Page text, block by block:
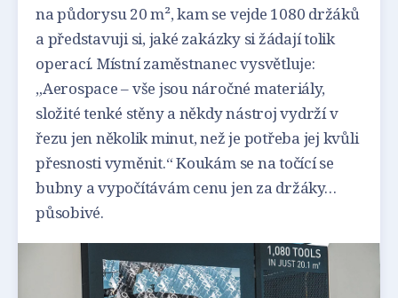
na půdorysu 20 m², kam se vejde 1080 držáků
a představuji si, jaké zakázky si žádají tolik
operací. Místní zaměstnanec vysvětluje:
„Aerospace – vše jsou náročné materiály,
složité tenké stěny a někdy nástroj vydrží v
řezu jen několik minut, než je potřeba jej kvůli
přesnosti vyměnit.“ Koukám se na točící se
bubny a vypočítávám cenu jen za držáky…
působivé.